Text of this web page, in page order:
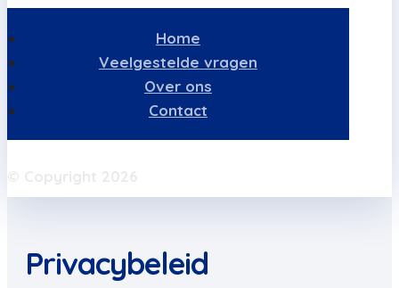
Home
Veelgestelde vragen
Over ons
Contact
Privacybeleid